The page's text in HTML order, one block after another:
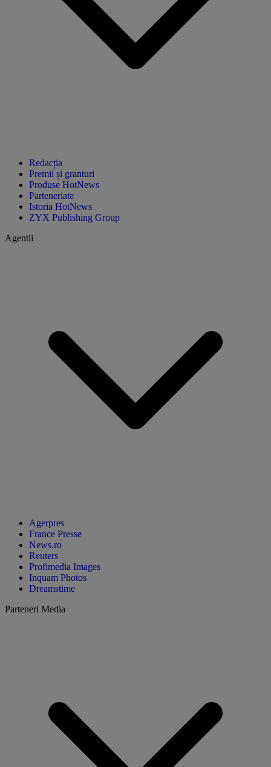
Redacția
Premii și granturi
Produse HotNews
Parteneriate
Istoria HotNews
ZYX Publishing Group
Agentii
Agerpres
France Presse
News.ro
Reuters
Profimedia Images
Inquam Photos
Dreamstime
Parteneri Media